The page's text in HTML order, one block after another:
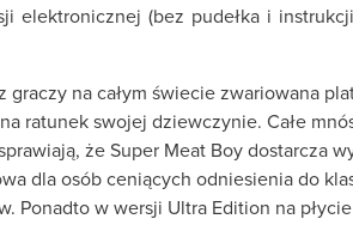
elektronicznej (bez pudełka i
graczy na całym świecie zwariowana
ratunek swojej dziewczynie. Całe
że Super Meat Boy dostarcza
dla osób ceniących odniesienia do
Ponadto w wersji Ultra Edition na